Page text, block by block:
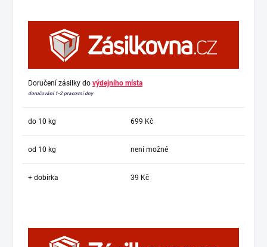
Doručení zásilky do výdejního místa
doručování 1-2 pracovní dny
do 10 kg 699 Kč
od 10 kg není možné
+ dobírka 39 Kč